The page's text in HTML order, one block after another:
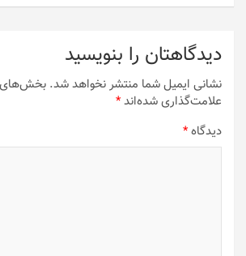
دیدگاهتان را بنویسید
نشانی ایمیل شما منتشر نخواهد شد. بخش‌های
علامت‌گذاری شده‌اند*
دیدگاه*